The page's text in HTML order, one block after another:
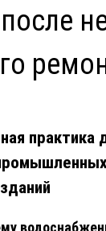
практика